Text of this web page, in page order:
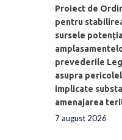
Proiect de
pentru
sursele
prevederile
asupra
implicate
amenajarea
7 august 2026